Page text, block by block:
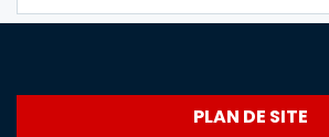
PLAN DE SITE